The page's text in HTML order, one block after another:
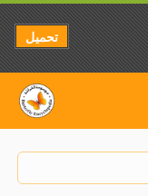
تحميل